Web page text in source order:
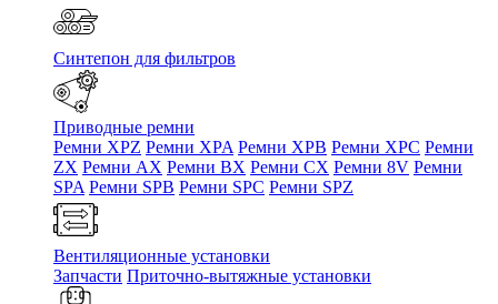
Синтепон для фильтров
Приводные ремни
Ремни XPZ Ремни XPA Ремни XPB Ремни XPC Ремни
ZX Ремни AX Ремни BX Ремни CX Ремни 8V Ремни
SPA Ремни SPB Ремни SPC Ремни SPZ
Вентиляционные установки
Запчасти Приточно-вытяжные установки